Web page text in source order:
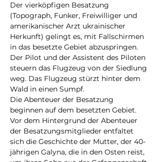
Der vierköpfigen Besatzung
(Topograph, Funker, Freiwilliger und
amerikanischer Arzt ukrainischer
Herkunft) gelingt es, mit Fallschirmen
in das besetzte Gebiet abzuspringen.
Der Pilot und der Assistent des Piloten
steuern das Flugzeug von der Siedlung
weg. Das Flugzeug stürzt hinter dem
Wald in einen Sumpf.
Die Abenteuer der Besatzung
beginnen auf dem besetzten Gebiet.
Vor dem Hintergrund der Abenteuer
der Besatzungsmitglieder entfaltet
sich die Geschichte der Mutter, der 40-
jährigen Galyna, die in den Osten reist,